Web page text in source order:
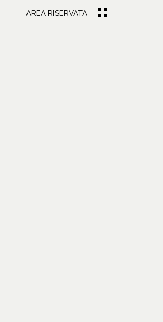
AREA RISERVATA